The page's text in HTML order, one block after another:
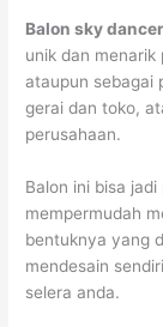
Balon sky dancer
unik dan
ataupun sebagai
gerai dan toko,
perusahaan.
Balon ini bisa
mempermudah
bentuknya yang
mendesain
selera anda.